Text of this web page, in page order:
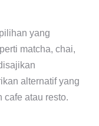
yang
matcha, chai,
alternatif yang
cafe atau resto.